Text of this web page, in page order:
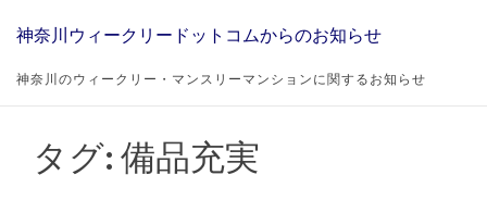
神奈川ウィークリードットコムからのお知らせ
神奈川のウィークリー・マンスリーマンションに関するお知らせ
タグ: 備品充実